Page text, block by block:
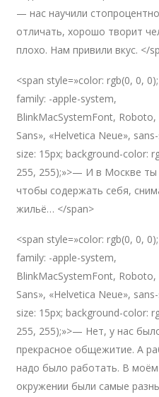
— нас научили стопроцентно
отличать, хорошо творит
плохо. Нам привили вкус. </
<span style=»color: rgb(0, 0,
family: -apple-system,
BlinkMacSystemFont, Roboto,
Sans», «Helvetica Neue»,
size: 15px; background-color:
255, 255);»>— И в Москве ты
чтобы содержать себя,
жильё… </span>
<span style=»color: rgb(0, 0,
family: -apple-system,
BlinkMacSystemFont, Roboto,
Sans», «Helvetica Neue»,
size: 15px; background-color:
255, 255);»>— Нет, у нас
прекрасное общежитие. А
надо было работать. В моём
окружении были самые